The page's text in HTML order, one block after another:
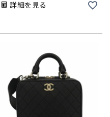
詳細を見る